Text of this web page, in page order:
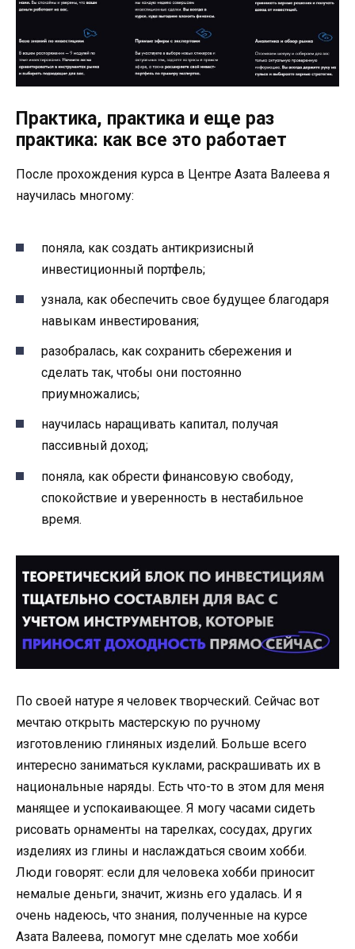
Практика, практика и еще раз
практика: как все это работает
После прохождения курса в Центре Азата Валеева я
научилась многому:
поняла, как создать антикризисный
инвестиционный портфель;
узнала, как обеспечить свое будущее благодаря
навыкам инвестирования;
разобралась, как сохранить сбережения и
сделать так, чтобы они постоянно
приумножались;
научилась наращивать капитал, получая
пассивный доход;
поняла, как обрести финансовую свободу,
спокойствие и уверенность в нестабильное
время.
По своей натуре я человек творческий. Сейчас вот
мечтаю открыть мастерскую по ручному
изготовлению глиняных изделий. Больше всего
интересно заниматься куклами, раскрашивать их в
национальные наряды. Есть что-то в этом для меня
манящее и успокаивающее. Я могу часами сидеть
рисовать орнаменты на тарелках, сосудах, других
изделиях из глины и наслаждаться своим хобби.
Люди говорят: если для человека хобби приносит
немалые деньги, значит, жизнь его удалась. И я
очень надеюсь, что знания, полученные на курсе
Азата Валеева, помогут мне сделать мое хобби